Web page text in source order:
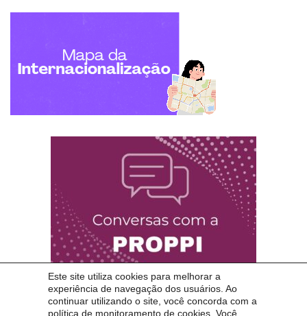
Este site utiliza cookies para melhorar a
experiência de navegação dos usuários. Ao
continuar utilizando o site, você concorda com a
política de monitoramento de cookies. Você